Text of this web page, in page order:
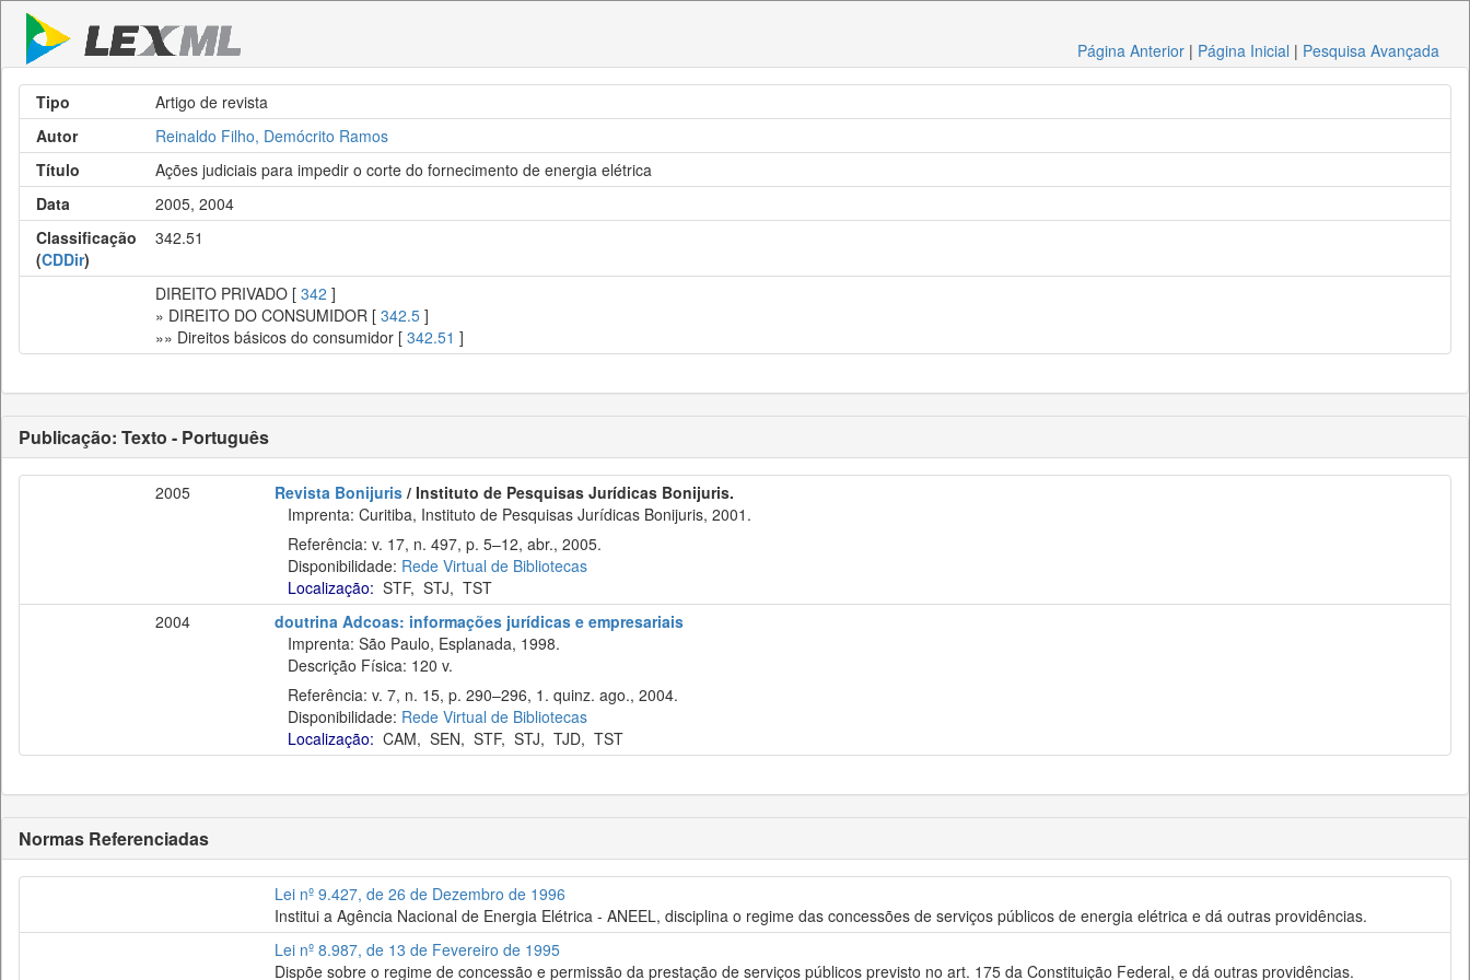
Página Anterior | Página Inicial | Pesquisa Avançada
Tipo
Artigo de revista
Autor
Reinaldo Filho, Demócrito Ramos
Título
Ações judiciais para impedir o corte do fornecimento de energia elétrica
Data
2005, 2004
Classificação
(CDDir)
342.51
DIREITO PRIVADO [ 342 ]
» DIREITO DO CONSUMIDOR [ 342.5 ]
»» Direitos básicos do consumidor [ 342.51 ]
Publicação: Texto - Português
2005 Revista Bonijuris / Instituto de Pesquisas Jurídicas Bonijuris.
Imprenta: Curitiba, Instituto de Pesquisas Jurídicas Bonijuris, 2001.
Referência: v. 17, n. 497, p. 5–12, abr., 2005.
Disponibilidade: Rede Virtual de Bibliotecas
Localização: STF, STJ, TST
2004
doutrina Adcoas: informações jurídicas e empresariais
Imprenta: São Paulo, Esplanada, 1998.
Descrição Física: 120 v.
Referência: v. 7, n. 15, p. 290–296, 1. quinz. ago., 2004.
Disponibilidade: Rede Virtual de Bibliotecas
Localização: CAM, SEN, STF, STJ, TJD, TST
Normas Referenciadas
Lei nº 9.427, de 26 de Dezembro de 1996
Institui a Agência Nacional de Energia Elétrica - ANEEL, disciplina o regime das concessões de serviços públicos de energia elétrica e dá outras providências.
Lei nº 8.987, de 13 de Fevereiro de 1995
Dispõe sobre o regime de concessão e permissão da prestação de serviços públicos previsto no art. 175 da Constituição Federal, e dá outras providências.